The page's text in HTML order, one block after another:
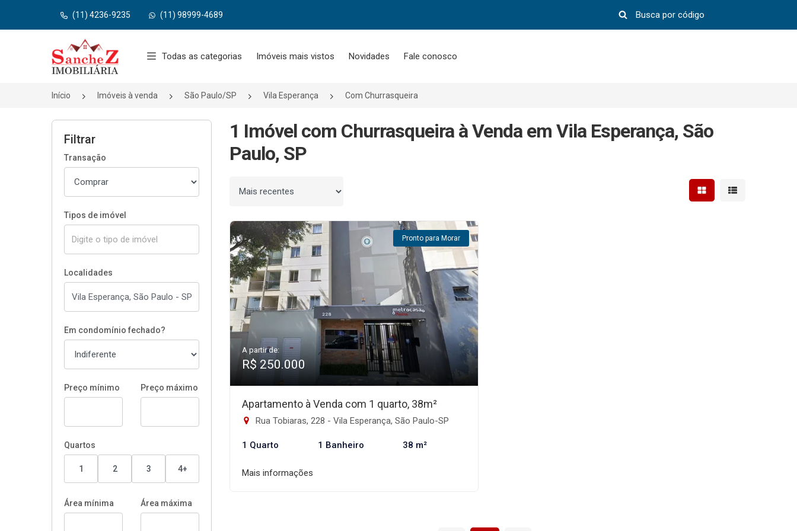
(11) 4236-9235 (11) 98999-4689
Página inicial
Todas as categorias Imóveis mais vistos Novidades Fale conosco
Início Imóveis à venda São Paulo/SP Vila Esperança Com Churrasqueira
Filtrar
Transação
Tipos de imóvel
Localidades
Em condomínio fechado?
Preço mínimo Preço máximo
Quartos
1 2 3 4+
Área mínima Área máxima
1 Imóvel com Churrasqueira à Venda em Vila Esperança, São
Paulo, SP
Ordenar por Mostrar resultados em
Mostrar
Pronto para Morar
A partir de:
R$ 250.000
Apartamento à Venda com 1 quarto, 38m²
Rua Tobiaras, 228 - Vila Esperança, São Paulo-SP
1 Quarto 1 Banheiro 38 m²
Mais informações